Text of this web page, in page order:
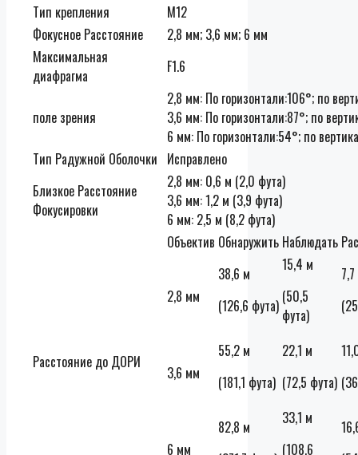
Тип крепления
M12
Фокусное Расстояние
2,8 мм; 3,6 мм; 6 мм
Максимальная
диафрагма
F1.6
поле зрения
2,8 мм: По горизонтали:106°; по
3,6 мм: По горизонтали:87°; по
6 мм: По горизонтали:54°; по
Тип Радужной Оболочки Исправлено
Близкое Расстояние
Фокусировки
2,8 мм: 0,6 м (2,0 фута)
3,6 мм: 1,2 м (3,9 фута)
6 мм: 2,5 м (8,2 фута)
Расстояние до ДОРИ
Объектив Обнаружить Наблюдать
2,8 мм
38,6 м
(126,6 фута)
15,4 м
(50,5
фута)
3,6 мм
55,2 м
(181,1 фута)
22,1 м
(72,5 фута)
6 мм
82,8 м
33,1 м
(108,6